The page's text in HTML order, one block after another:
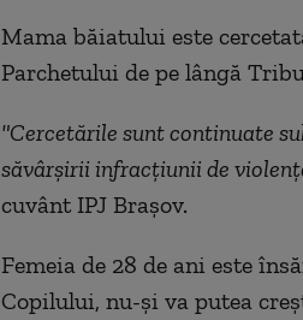
Mama băiatului este
Parchetului de pe lângă
"Cercetările sunt continuate
săvârşirii infracţiunii de
cuvânt IPJ Braşov.
Femeia de 28 de ani este
Copilului, nu-şi va putea